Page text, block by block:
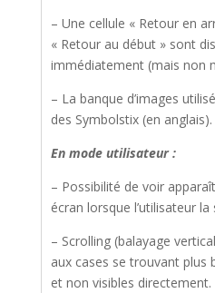
– Une cellule « Retour en
« Retour au début » sont
immédiatement (mais non
– La banque d’images
des Symbolstix (en anglais).
En mode utilisateur :
– Possibilité de voir
écran lorsque l’utilisateur la
– Scrolling (balayage
aux cases se trouvant plus
et non visibles directement.